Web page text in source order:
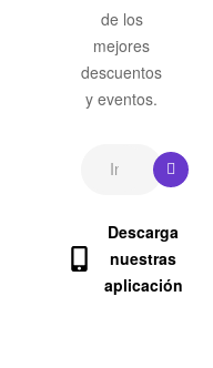
de los
mejores
descuentos
y eventos.
Descarga
nuestras
aplicación